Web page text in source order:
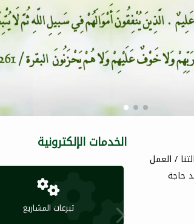
/ العمل
حاجة
الخدمات الإلكترونية
تبرعات المشاريع